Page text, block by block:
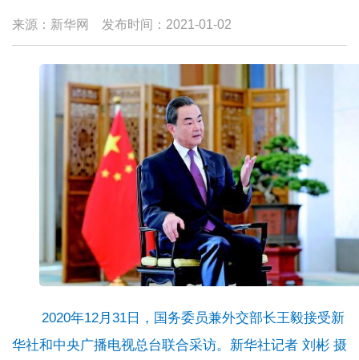
来源：新华网 发布时间： 2021-01-02
2020年12月31日，国务委员兼外交部长王毅接受新
华社和中央广播电视总台联合采访。新华社记者 刘彬 摄